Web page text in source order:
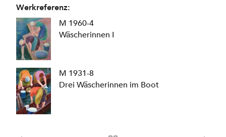
Werkreferenz:
M 1960-4
Wäscherinnen I
M 1931-8
Drei Wäscherinnen im Boot